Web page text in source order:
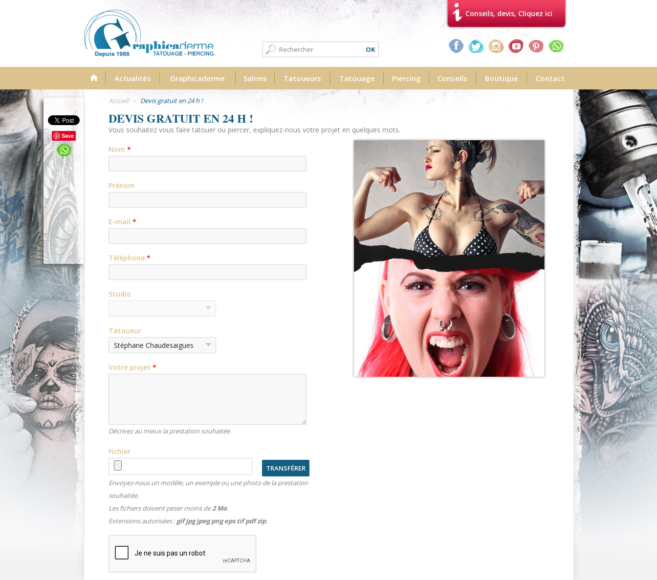
Formulaire de recherche Recherche
Conseils, devis, Cliquez ici
Menu Actualités Graphicaderme Salons Tatoueurs Tatouage Piercing Conseils Boutique Contact
Save
Accueil › Devis gratuit en 24 h !
DEVIS GRATUIT EN 24 H !
Vous souhaitez vous faire tatouer ou piercer, expliquez-nous votre projet en quelques mots.
Nom *
Prénom
E-mail *
Téléphone *
Studio
Tatoueur
Votre projet *
Décrivez au mieux la prestation souhaitée.
Fichier
Envoyez-nous un modèle, un exemple ou une photo de la prestation
souhaitée.
Les fichiers doivent peser moins de2 Mo.
Extensions autorisées :gif jpg jpeg png eps tif pdf zip.